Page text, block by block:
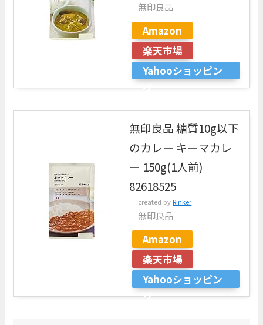
無印良品
Amazon
楽天市場
Yahooショッピン
グ
無印良品 糖質10g以下
のカレー キーマカレ
ー 150g(1人前)
82618525
created byRinker
無印良品
Amazon
楽天市場
Yahooショッピン
グ